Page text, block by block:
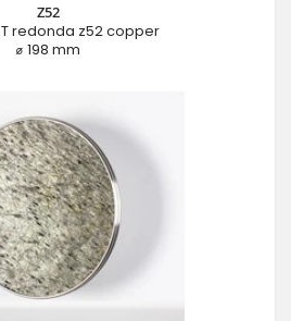
Z52
redonda z52 copper
⌀ 198 mm